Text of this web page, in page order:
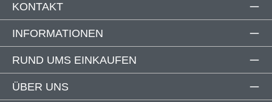
Kassettenfarbe: Anthrazit / Schwarz metallic
Kassettenmaterial: Aluminium, pulverbeschichtet
Kabellänge: 1 m
KONTAKT
INFORMATIONEN
RUND UMS EINKAUFEN
ÜBER UNS